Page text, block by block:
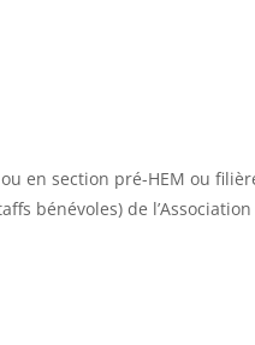
en section pré-HEM ou
bénévoles) de l’Association